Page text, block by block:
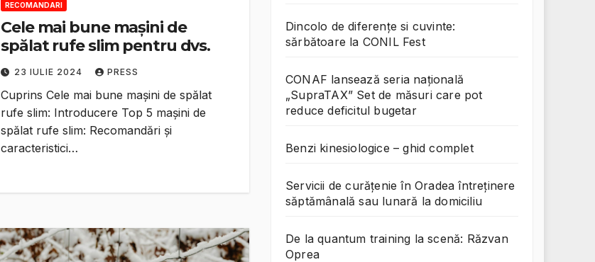
RECOMANDARI
Cele mai bune mașini de
spălat rufe slim pentru dvs.
23 IULIE 2024 PRESS
Cuprins Cele mai bune mașini de spălat
rufe slim: Introducere Top 5 mașini de
spălat rufe slim: Recomandări și
caracteristici…
Dincolo de diferențe si cuvinte:
sărbătoare la CONIL Fest
CONAF lansează seria națională
„SupraTAX” Set de măsuri care pot
reduce deficitul bugetar
Benzi kinesiologice – ghid complet
Servicii de curățenie în Oradea întreținere
săptămânală sau lunară la domiciliu
De la quantum training la scenă: Răzvan
Oprea